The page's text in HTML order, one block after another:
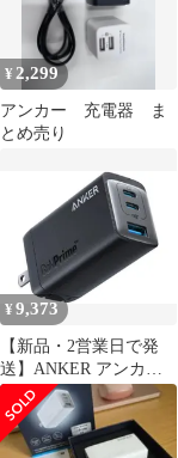
¥ 2,299
アンカー 充電器 ま
とめ売り
¥9,373
【新品・2営業日で発
送】ANKER アンカー
Anker 735 Charger
(GaNPrime 65W) ブラッ
ク(A2668N11)